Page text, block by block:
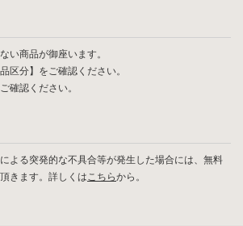
い商品が御座います。
区分】をご確認ください。
確認ください。
よる突発的な不具合等が発生した場合には、無料
きます。詳しくはこちらから。